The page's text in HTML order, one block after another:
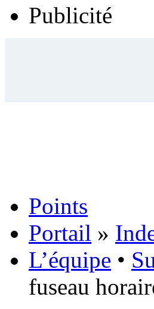
Publicité
Points
Portail »
L’équipe •
fuseau